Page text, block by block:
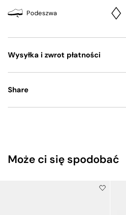
Podeszwa
Wysyłka i zwrot płatności
Share
Może ci się spodobać